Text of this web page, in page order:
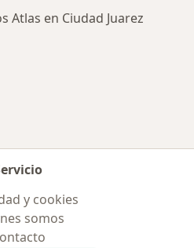
Atlas en Ciudad Juarez
y cookies
somos